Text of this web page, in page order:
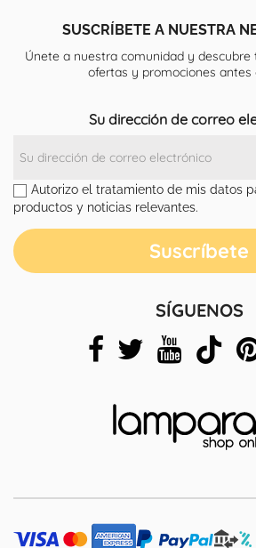
SUSCRÍBETE A NUESTRA
Únete a nuestra comunidad y descubre
ofertas y promociones antes
Su dirección de correo
Autorizo el tratamiento de mis datos
productos y noticias relevantes.
SÍGUENOS